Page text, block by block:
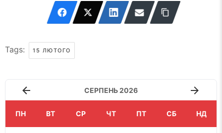
Tags: 15 ЛЮТОГО
СЕРПЕНЬ 2026
ПН ВТ СР ЧТ ПТ СБ НД